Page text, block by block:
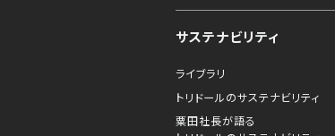
サステナビリティ
ライブラリ
トリドールのサステナビリティ
粟田社長が語る